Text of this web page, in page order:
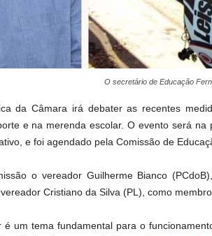
O secretário de Educação
da Câmara irá debater as recentes
e na merenda escolar. O evento será
e foi agendado pela Comissão de
o vereador Guilherme Bianco
Cristiano da Silva (PL), como
é um tema fundamental para o